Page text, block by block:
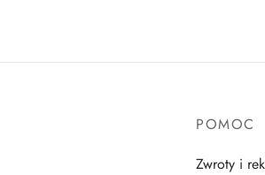
POMOC
Zwroty i